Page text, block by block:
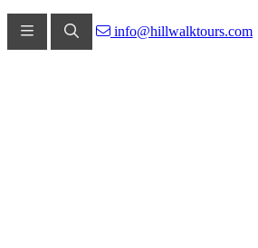
info@hillwalktours.com